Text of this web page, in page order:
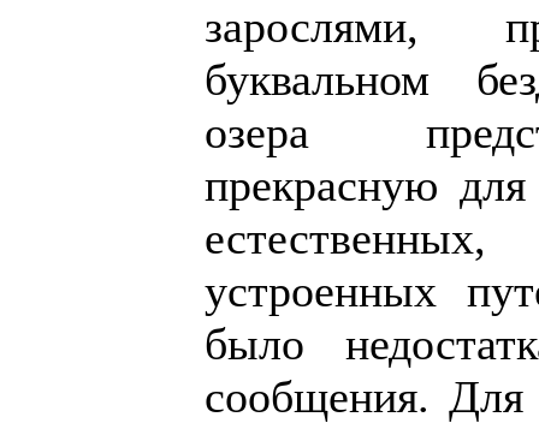
буквальном
озера
прекрасную
устроенных
было
сообщения. Для